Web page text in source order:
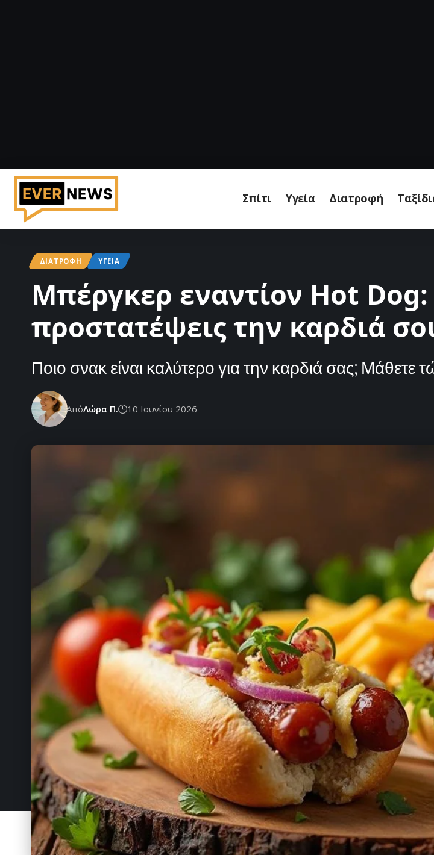
Σπίτι Υγεία Διατροφή
ΔΙΑΤΡΟΦΉ ΥΓΕΊΑ
Μπέργκερ εναντίον Hot Dog:
προστατέψεις την καρδιά
Ποιο σνακ είναι καλύτερο για την καρδιά σας; Μάθετε
ΑπόΛώρα Π. 10 Ιουνίου 2026